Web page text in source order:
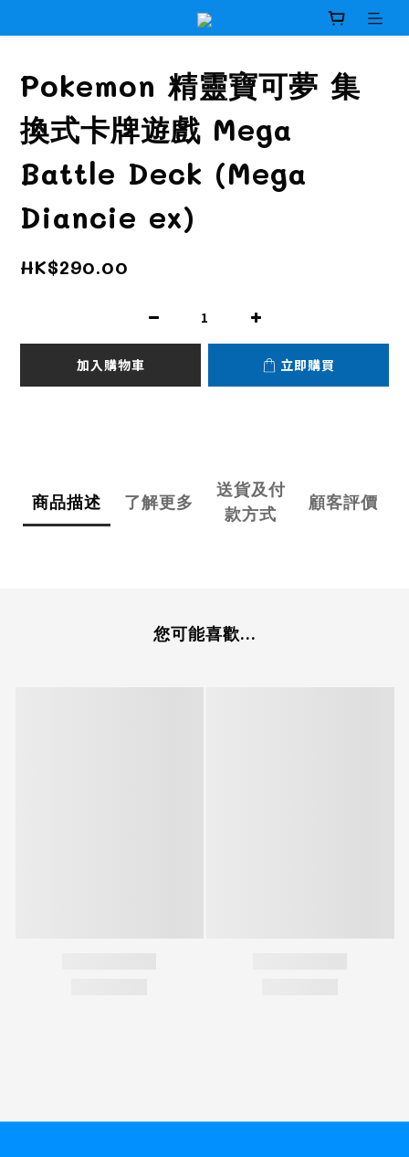
Pokemon 精靈寶可夢 集
換式卡牌遊戲 Mega
Battle Deck (Mega
Diancie ex)
HK$290.00
加入購物車 立即購買
商品描述 了解更多
送貨及付
款方式
顧客評價
您可能喜歡...